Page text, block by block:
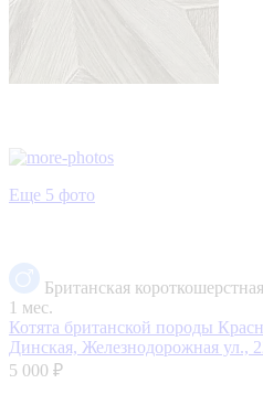
Еще 5 фото
Британская
1 мес.
Котята британской породы
Динская, Железнодорожная ул.,
5 000 ₽